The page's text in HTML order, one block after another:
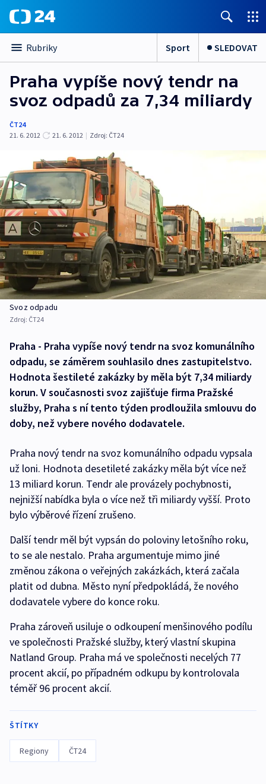
Rubriky Sport SLEDOVAT
Praha vypíše nový tendr na
svoz odpadů za 7,34 miliardy
ČT24
21. 6. 2012
21. 6. 2012 | Zdroj: ČT24
Svoz odpadu
Zdroj: ČT24
Praha - Praha vypíše nový tendr na svoz komunálního
odpadu, se záměrem souhlasilo dnes zastupitelstvo.
Hodnota šestileté zakázky by měla být 7,34 miliardy
korun. V současnosti svoz zajišťuje firma Pražské
služby, Praha s ní tento týden prodloužila smlouvu do
doby, než vybere nového dodavatele.
Praha nový tendr na svoz komunálního odpadu vypsala
už loni. Hodnota desetileté zakázky měla být více než
13 miliard korun. Tendr ale provázely pochybnosti,
nejnižší nabídka byla o více než tři miliardy vyšší. Proto
bylo výběrové řízení zrušeno.
Další tendr měl být vypsán do poloviny letošního roku,
to se ale nestalo. Praha argumentuje mimo jiné
změnou zákona o veřejných zakázkách, která začala
platit od dubna. Město nyní předpokládá, že nového
dodavatele vybere do konce roku.
Praha zároveň usiluje o odkoupení menšinového podílu
ve společnosti Pražské služby, který vlastní skupina
Natland Group. Praha má ve společnosti necelých 77
procent akcií, po případném odkupu by kontrolovala
téměř 96 procent akcií.
ŠTÍTKY
Regiony ČT24